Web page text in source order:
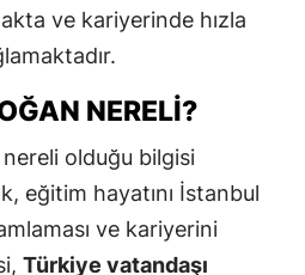
ve kariyerinde hızla
NERELI?
olduğu bilgisi
eğitim hayatını İstanbul
ve kariyerini
Türkiye vatandaşı